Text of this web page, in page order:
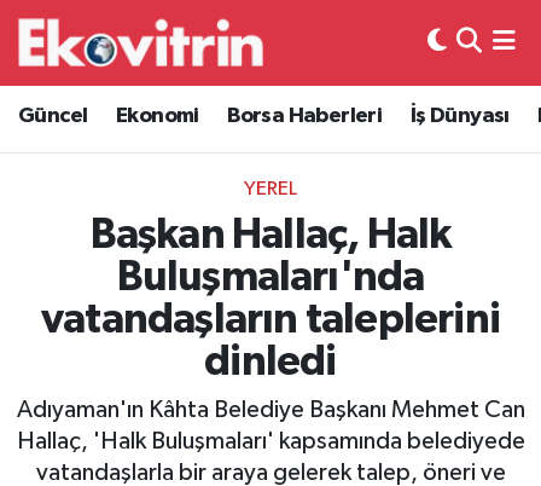
Güncel Ekonomi Borsa Haberleri İş Dünyası
YEREL
Başkan Hallaç, Halk
Buluşmaları'nda
vatandaşların taleplerini
dinledi
Adıyaman'ın Kâhta Belediye Başkanı Mehmet Can
Hallaç, 'Halk Buluşmaları' kapsamında belediyede
vatandaşlarla bir araya gelerek talep, öneri ve
Güncel
Ekonomi
Borsa Haberleri
İş Dünyası
Lojistik
Otovitrin
Asayiş
Hava Durumu
Trafik Durumu
Süper Lig Puan Durumu ve Fikstür
Tüm Manşetler
Son Dakika Haberleri
Haber Arşivi